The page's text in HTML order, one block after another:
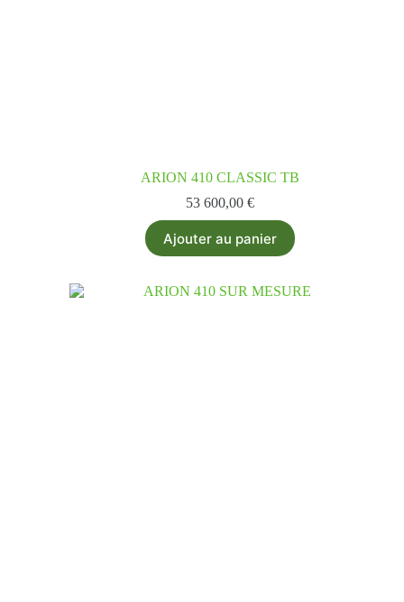
ARION 410 CLASSIC TB
53 600,00 €
Ajouter au panier